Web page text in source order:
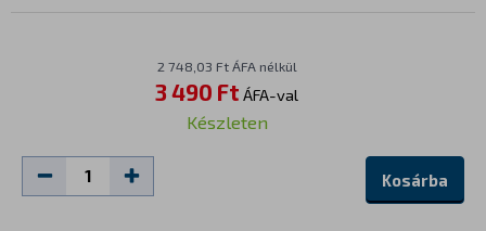
2 748,03 Ft ÁFA nélkül
3 490 Ft ÁFA-val
Készleten
Kosárba